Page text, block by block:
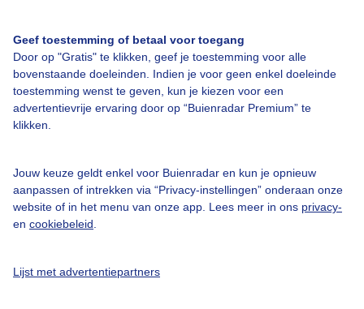
Geef toestemming of betaal voor toegang
Door op "Gratis" te klikken, geef je toestemming voor alle
bovenstaande doeleinden. Indien je voor geen enkel doeleinde
toestemming wenst te geven, kun je kiezen voor een
advertentievrije ervaring door op “Buienradar Premium” te
klikken.
Jouw keuze geldt enkel voor Buienradar en kun je opnieuw
aanpassen of intrekken via “Privacy-instellingen” onderaan onze
website of in het menu van onze app. Lees meer in ons privacy-
en cookiebeleid
Lijst met advertentiepartners
Toegankelijkheid
Gebruikersvoorwaarden
Adverteren
Buienradar Team
Cookie beleid
Privacy instellingen
Gratis weerdata
@BuienradarNL